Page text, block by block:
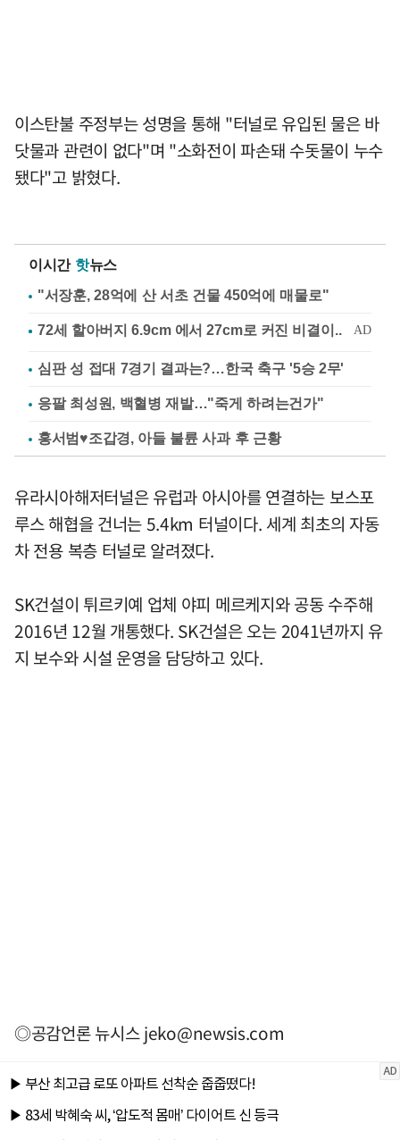
이스탄불 주정부는 성명을 통해 "터널로 유입된 물은 바
닷물과 관련이 없다"며 "소화전이 파손돼 수돗물이 누수
됐다"고 밝혔다.
이시간 핫뉴스
"서장훈, 28억에 산 서초 건물 450억에 매물로"
심판 성 접대 7경기 결과는?…한국 축구 '5승 2무'
응팔 최성원, 백혈병 재발…"죽게 하려는건가"
홍서범♥조갑경, 아들 불륜 사과 후 근황
유라시아해저터널은 유럽과 아시아를 연결하는 보스포
루스 해협을 건너는 5.4km 터널이다. 세계 최초의 자동
차 전용 복층 터널로 알려졌다.
SK건설이 튀르키예 업체 야피 메르케지와 공동 수주해
2016년 12월 개통했다. SK건설은 오는 2041년까지 유
지 보수와 시설 운영을 담당하고 있다.
◎공감언론 뉴시스jeko@newsis.com